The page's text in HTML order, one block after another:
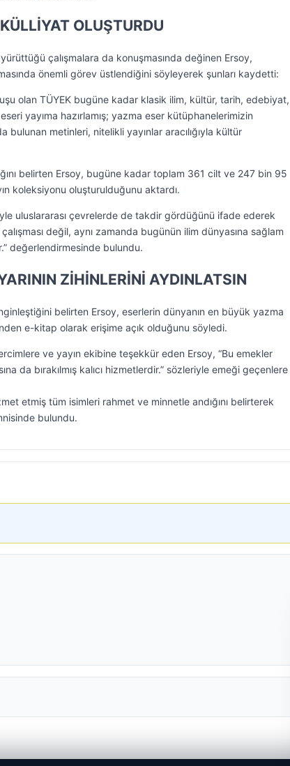
OLUŞTURDU
çalışmalara da konuşmasında değinen Ersoy,
önemli görev üstlendiğini söyleyerek şunları kaydetti:
olan TÜYEK bugüne kadar klasik ilim, kültür, tarih, edebiyat,
yayıma hazırlamış; yazma eser kütüphanelerimizin
bulunan metinleri, nitelikli yayınlar aracılığıyla kültür
belirten Ersoy, bugüne kadar toplam 361 cilt ve 247 bin 95
koleksiyonu oluşturulduğunu aktardı.
uluslararası çevrelerde de takdir gördüğünü ifade ederek
değil, aynı zamanda bugünün ilim dünyasına sağlam
değerlendirmesinde bulundu.
ZİHİNLERİNİ AYDINLATSIN
belirten Ersoy, eserlerin dünyanın en büyük yazma
e-kitap olarak erişime açık olduğunu söyledi.
ve yayın ekibine teşekkür eden Ersoy, “Bu emekler
da bırakılmış kalıcı hizmetlerdir.” sözleriyle emeği geçenlere
etmiş tüm isimleri rahmet ve minnetle andığını belirterek
bulundu.